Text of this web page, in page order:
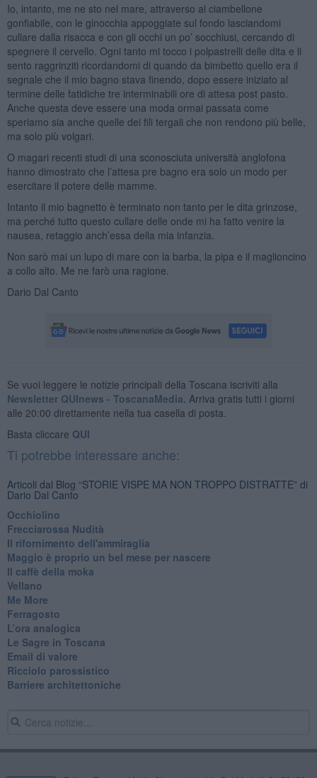
Io, intanto, me ne sto nel mare, attraverso al ciambellone
gonfiabile, con le ginocchia appoggiate sul fondo lasciandomi
cullare dalla risacca e con gli occhi un po’ socchiusi, cercando di
spegnere il cervello. Ogni tanto mi tocco i polpastrelli delle dita e li
sento raggrinziti ricordandomi di quando da bimbetto quello era il
segnale che il mio bagno stava finendo, dopo essere iniziato al
termine delle fatidiche tre interminabili ore di attesa post pasto.
Anche questa deve essere una moda ormai passata come
speriamo sia anche quelle dei fili tergali che non rendono più belle,
ma solo più volgari.
O magari recenti studi di una sconosciuta università anglofona
hanno dimostrato che l’attesa pre bagno era solo un modo per
esercitare il potere delle mamme.
Intanto il mio bagnetto è terminato non tanto per le dita grinzose,
ma perché tutto questo cullare delle onde mi ha fatto venire la
nausea, retaggio anch’essa della mia infanzia.
Non sarò mai un lupo di mare con la barba, la pipa e il maglioncino
a collo alto. Me ne farò una ragione.
Dario Dal Canto
Se vuoi leggere le notizie principali della Toscana iscriviti alla
Newsletter QUInews - ToscanaMedia. Arriva gratis tutti i giorni
alle 20:00 direttamente nella tua casella di posta.
Basta cliccare QUI
Ti potrebbe interessare anche:
Articoli dal Blog “STORIE VISPE MA NON TROPPO DISTRATTE” di
Dario Dal Canto
Occhiolino
Frecciarossa Nudità
Il rifornimento dell'ammiraglia
​Maggio è proprio un bel mese per nascere
Il caffè della moka
​Vellano
​Me More
​Ferragosto
​L’ora analogica
​Le Sagre in Toscana
​Email di valore
​Ricciolo parossistico
​Barriere architettoniche